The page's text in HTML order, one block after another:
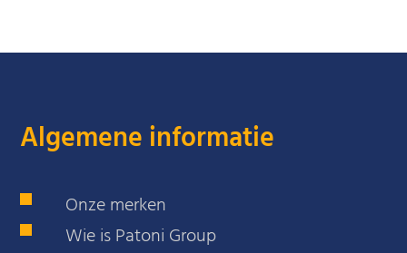
Algemene informatie
Onze merken
Wie is Patoni Group